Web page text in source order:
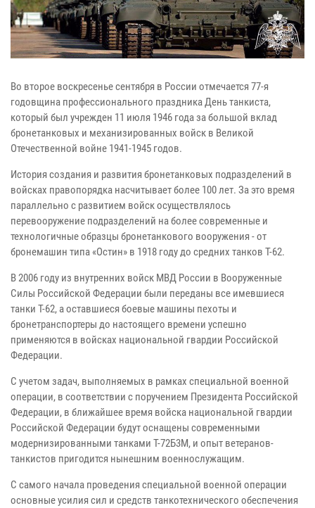
Во второе воскресенье сентября в России отмечается 77-я
годовщина профессионального праздника День танкиста,
который был учрежден 11 июля 1946 года за большой вклад
бронетанковых и механизированных войск в Великой
Отечественной войне 1941-1945 годов.
История создания и развития бронетанковых подразделений в
войсках правопорядка насчитывает более 100 лет. За это время
параллельно с развитием войск осуществлялось
перевооружение подразделений на более современные и
технологичные образцы бронетанкового вооружения - от
бронемашин типа «Остин» в 1918 году до средних танков Т-62.
В 2006 году из внутренних войск МВД России в Вооруженные
Силы Российской Федерации были переданы все имевшиеся
танки Т-62, а оставшиеся боевые машины пехоты и
бронетранспортеры до настоящего времени успешно
применяются в войсках национальной гвардии Российской
Федерации.
С учетом задач, выполняемых в рамках специальной военной
операции, в соответствии с поручением Президента Российской
Федерации, в ближайшее время войска национальной гвардии
Российской Федерации будут оснащены современными
модернизированными танками Т-72Б3М, и опыт ветеранов-
танкистов пригодится нынешним военнослужащим.
С самого начала проведения специальной военной операции
основные усилия сил и средств танкотехнического обеспечения